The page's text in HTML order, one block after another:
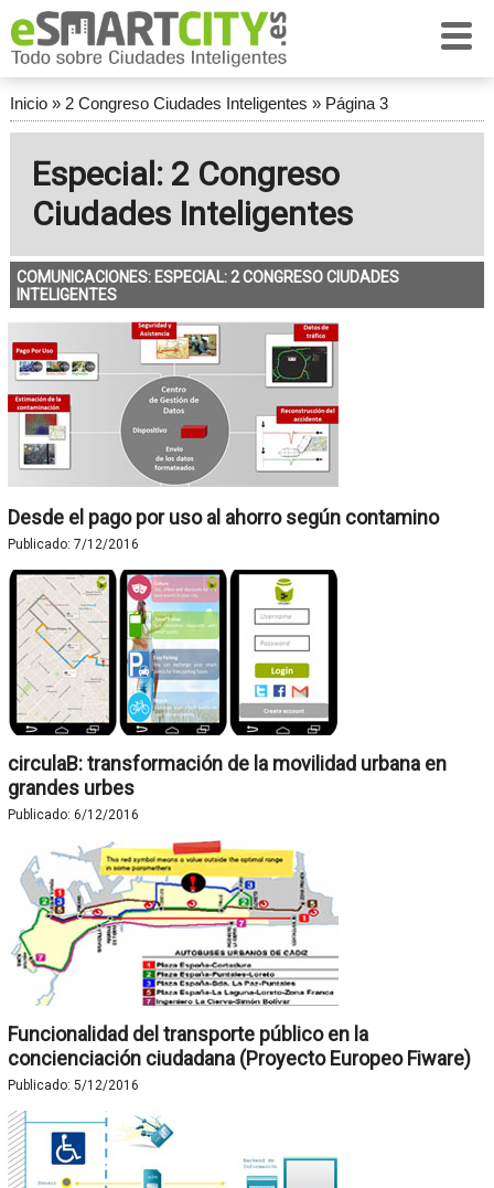
Inicio» 2 Congreso Ciudades Inteligentes » Página 3
Especial: 2 Congreso
Ciudades Inteligentes
COMUNICACIONES: ESPECIAL: 2 CONGRESO CIUDADES
INTELIGENTES
Desde el pago por uso al ahorro según contamino
Publicado: 7/12/2016
circulaB: transformación de la movilidad urbana en
grandes urbes
Publicado: 6/12/2016
Funcionalidad del transporte público en la
concienciación ciudadana (Proyecto Europeo Fiware)
Publicado: 5/12/2016